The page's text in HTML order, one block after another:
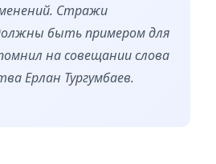
Стражи
быть примером для
на совещании слова
Ерлан Тургумбаев.